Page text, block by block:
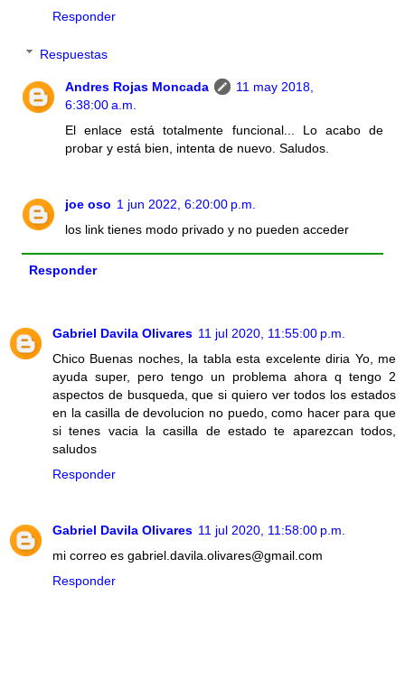
Responder
Respuestas
Andres Rojas Moncada
11 may 2018,
6:38:00 a.m.
El enlace está totalmente funcional... Lo acabo de
probar y está bien, intenta de nuevo. Saludos.
joe oso 1 jun 2022, 6:20:00 p.m.
los link tienes modo privado y no pueden acceder
Responder
Gabriel Davila Olivares 11 jul 2020, 11:55:00 p.m.
Chico Buenas noches, la tabla esta excelente diria Yo, me
ayuda super, pero tengo un problema ahora q tengo 2
aspectos de busqueda, que si quiero ver todos los estados
en la casilla de devolucion no puedo, como hacer para que
si tenes vacia la casilla de estado te aparezcan todos,
saludos
Responder
Gabriel Davila Olivares 11 jul 2020, 11:58:00 p.m.
mi correo es gabriel.davila.olivares@gmail.com
Responder